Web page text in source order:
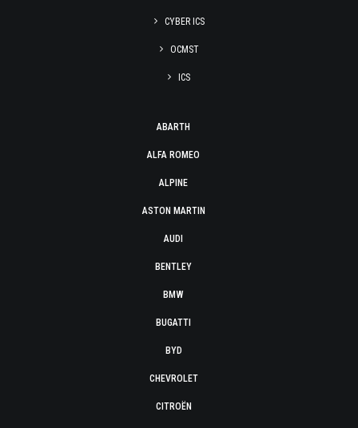
CYBER ICS
OCMST
ICS
ABARTH
ALFA ROMEO
ALPINE
ASTON MARTIN
AUDI
BENTLEY
BMW
BUGATTI
BYD
CHEVROLET
CITROËN